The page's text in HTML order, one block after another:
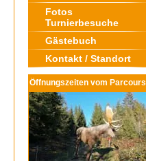
Fotos
Turnierbesuche
Gästebuch
Kontakt / Standort
Öffnungszeiten vom Parcours